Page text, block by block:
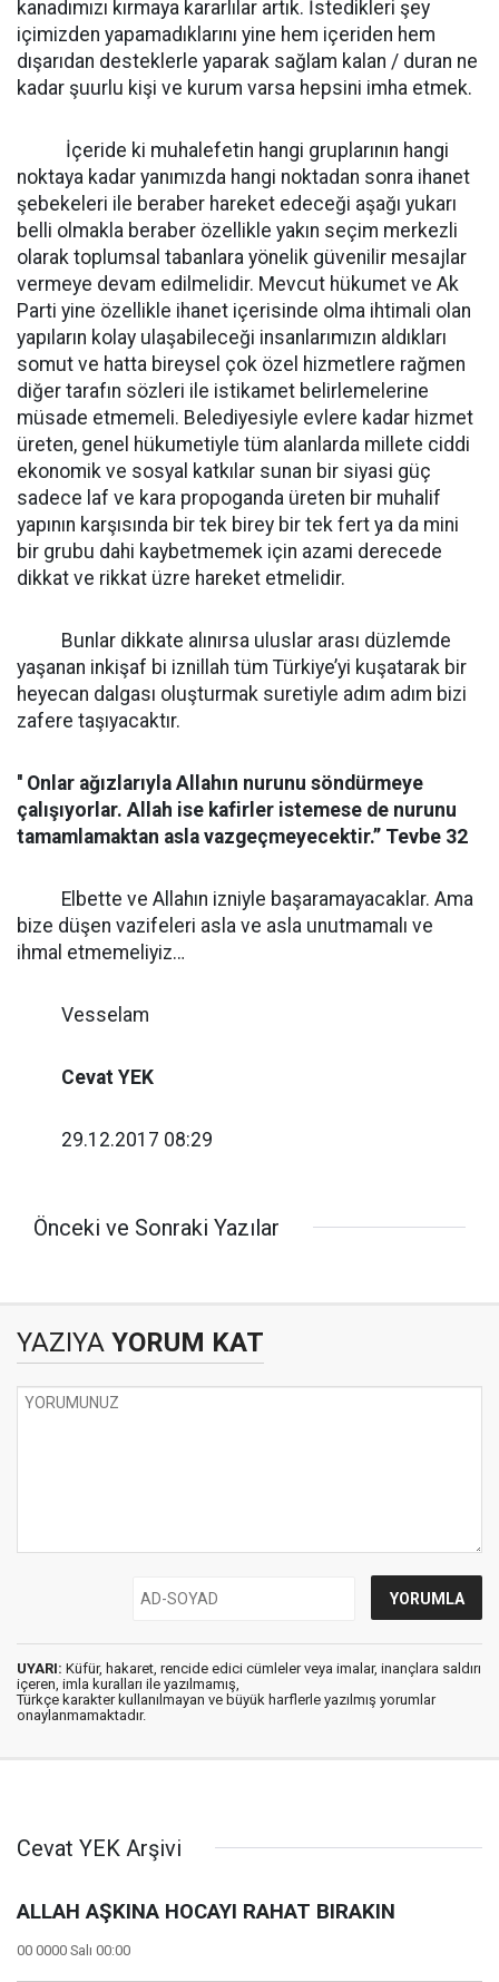
kanadımızı kırmaya kararlılar artık. İstedikleri şey
içimizden yapamadıklarını yine hem içeriden hem
dışarıdan desteklerle yaparak sağlam kalan / duran ne
kadar şuurlu kişi ve kurum varsa hepsini imha etmek.
İçeride ki muhalefetin hangi gruplarının hangi
noktaya kadar yanımızda hangi noktadan sonra ihanet
şebekeleri ile beraber hareket edeceği aşağı yukarı
belli olmakla beraber özellikle yakın seçim merkezli
olarak toplumsal tabanlara yönelik güvenilir mesajlar
vermeye devam edilmelidir. Mevcut hükumet ve Ak
Parti yine özellikle ihanet içerisinde olma ihtimali olan
yapıların kolay ulaşabileceği insanlarımızın aldıkları
somut ve hatta bireysel çok özel hizmetlere rağmen
diğer tarafın sözleri ile istikamet belirlemelerine
müsade etmemeli. Belediyesiyle evlere kadar hizmet
üreten, genel hükumetiyle tüm alanlarda millete ciddi
ekonomik ve sosyal katkılar sunan bir siyasi güç
sadece laf ve kara propoganda üreten bir muhalif
yapının karşısında bir tek birey bir tek fert ya da mini
bir grubu dahi kaybetmemek için azami derecede
dikkat ve rikkat üzre hareket etmelidir.
Bunlar dikkate alınırsa uluslar arası düzlemde
yaşanan inkişaf bi iznillah tüm Türkiye’yi kuşatarak bir
heyecan dalgası oluşturmak suretiyle adım adım bizi
zafere taşıyacaktır.
'' Onlar ağızlarıyla Allahın nurunu söndürmeye
çalışıyorlar. Allah ise kafirler istemese de nurunu
tamamlamaktan asla vazgeçmeyecektir.’’ Tevbe 32
Elbette ve Allahın izniyle başaramayacaklar. Ama
bize düşen vazifeleri asla ve asla unutmamalı ve
ihmal etmemeliyiz…
Vesselam
Cevat YEK
29.12.2017 08:29
Önceki ve Sonraki Yazılar
YAZIYA YORUM KAT
UYARI: Küfür, hakaret, rencide edici cümleler veya imalar, inançlara saldırı
içeren, imla kuralları ile yazılmamış,
Türkçe karakter kullanılmayan ve büyük harflerle yazılmış yorumlar
onaylanmamaktadır.
Cevat YEK Arşivi
ALLAH AŞKINA HOCAYI RAHAT BIRAKIN
00 0000 Salı 00:00